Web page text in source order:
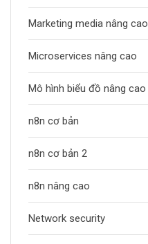
Marketing media nâng cao
Microservices nâng cao
Mô hình biểu đồ nâng cao
n8n cơ bản
n8n cơ bản 2
n8n nâng cao
Network security